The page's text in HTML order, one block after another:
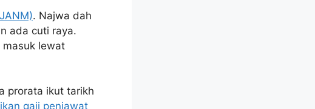
. Najwa dah
ada cuti raya.
masuk lewat
prorata ikut tarikh
gaji penjawat